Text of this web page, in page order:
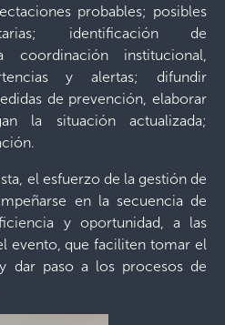
probables; posibles
identificación de
coordinación institucional,
y alertas; difundir
de prevención, elaborar
la situación actualizada;
el esfuerzo de la gestión de
en la secuencia de
y oportunidad, a las
evento, que faciliten tomar el
dar paso a los procesos de